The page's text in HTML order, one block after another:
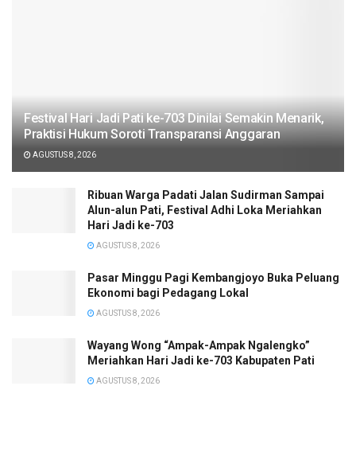
Festival Hari Jadi Pati ke-703 Dinilai Semakin Menarik,
Praktisi Hukum Soroti Transparansi Anggaran
AGUSTUS 8, 2026
Ribuan Warga Padati Jalan Sudirman Sampai
Alun-alun Pati, Festival Adhi Loka Meriahkan
Hari Jadi ke-703
AGUSTUS 8, 2026
Pasar Minggu Pagi Kembangjoyo Buka Peluang
Ekonomi bagi Pedagang Lokal
AGUSTUS 8, 2026
Wayang Wong “Ampak-Ampak Ngalengko”
Meriahkan Hari Jadi ke-703 Kabupaten Pati
AGUSTUS 8, 2026